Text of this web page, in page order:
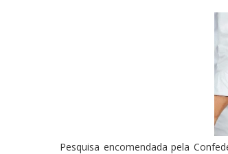
Pesquisa encomendada pela